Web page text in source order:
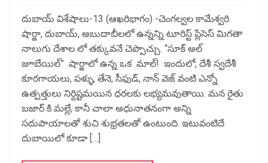
దుబాయ్ విశేషాలు-13 (ఆఖరిభాగం) -చెంగల్వల కామేశ్వరి
షార్జా, దుబాయ్, అబుదాబీలలో ఉన్నన్ని టూరిస్ట్ ప్లేసెస్ మిగతా
నాలుగు దేశాల లో తక్కువనే చెప్పొచ్చు. “సూక్ అల్
జూబేయిల్” షార్జాలో ఉన్న ఒక మాల్! ఇందులో, దేశీ స్వదేశీ
కూరగాయలు, పళ్ళు, తేనె, సీఫుడ్, నాన్ వెజ్ వంటి ఎన్నో
ఉత్పత్తులు నిర్దిష్టమయిన ధరలకు లభ్యమవుతాయి. మన రైతు
బజార్ కి మల్లే, కానీ చాలా అధునాతనంగా అన్ని
సదుపాయాలతో శుచి శుభ్రతలతో ఉంటుంది. ఇటువంటిదే
దుబాయిలో కూడా […]